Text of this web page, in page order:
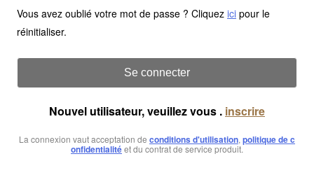
Vous avez oublié votre mot de passe ? Cliquez ici pour le
réinitialiser.
Se connecter
Nouvel utilisateur, veuillez vous . inscrire
La connexion vaut acceptation de conditions d'utilisation, politique de c
onfidentialitéet du contrat de service produit.